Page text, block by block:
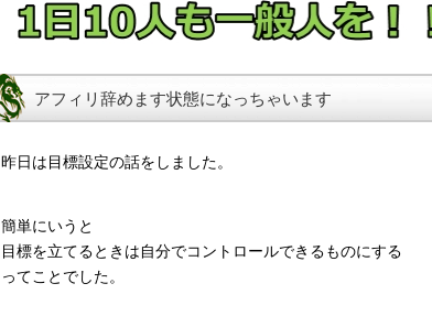
アフィリ辞めます状態になっちゃいます
昨日は目標設定の話をしました。
簡単にいうと
目標を立てるときは自分でコントロールできるものにする
ってことでした。